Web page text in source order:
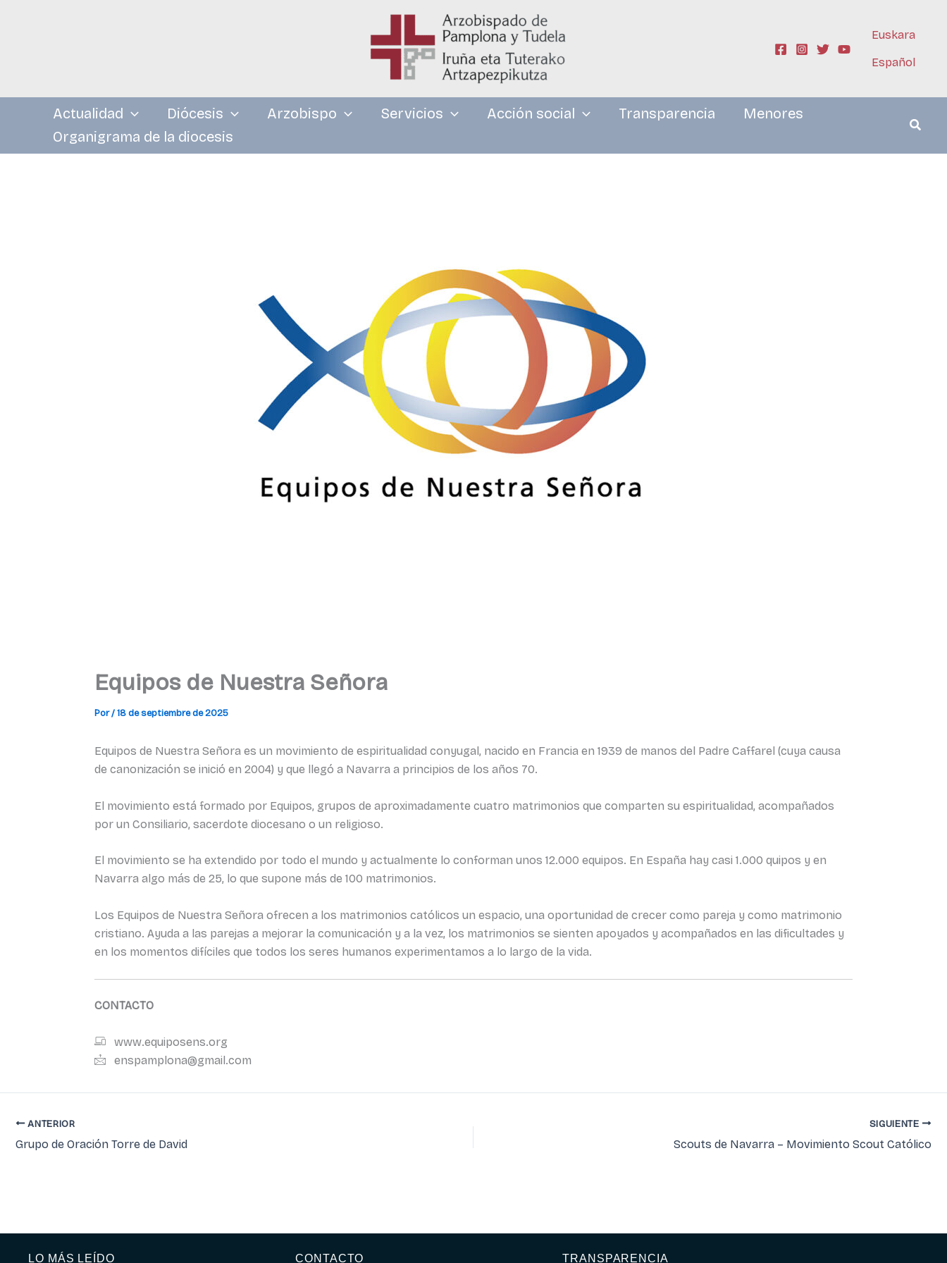
Euskara
Español
Actualidad Diócesis Arzobispo Servicios Acción social Transparencia
Menores
Organigrama de la diocesis
Equipos de Nuestra Señora
Por/18 de septiembre de 2025
Equipos de Nuestra Señora es un movimiento de espiritualidad conyugal, nacido en Francia en 1939 de manos del Padre Caffarel (cuya causa
de canonización se inició en 2004) y que llegó a Navarra a principios de los años 70.
El movimiento está formado por Equipos, grupos de aproximadamente cuatro matrimonios que comparten su espiritualidad, acompañados
por un Consiliario, sacerdote diocesano o un religioso.
El movimiento se ha extendido por todo el mundo y actualmente lo conforman unos 12.000 equipos. En España hay casi 1.000 quipos y en
Navarra algo más de 25, lo que supone más de 100 matrimonios.
Los Equipos de Nuestra Señora ofrecen a los matrimonios católicos un espacio, una oportunidad de crecer como pareja y como matrimonio
cristiano. Ayuda a las parejas a mejorar la comunicación y a la vez, los matrimonios se sienten apoyados y acompañados en las dificultades y
en los momentos difíciles que todos los seres humanos experimentamos a lo largo de la vida.
CONTACTO
www.equiposens.org
enspamplona@gmail.com
ANTERIOR
Grupo de Oración Torre de David
SIGUIENTE
Scouts de Navarra – Movimiento Scout Católico
LO MÁS LEÍDO CONTACTO TRANSPARENCIA